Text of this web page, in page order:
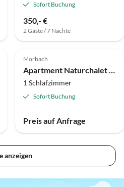
Sofort Buchung
350,- €
2 Gäste / 7 Nächte
Morbach
Apartment Naturchalet am Nationalpark Hunsrück-Hochwald
1 Schlafzimmer
Sofort Buchung
Preis auf Anfrage
anzeigen